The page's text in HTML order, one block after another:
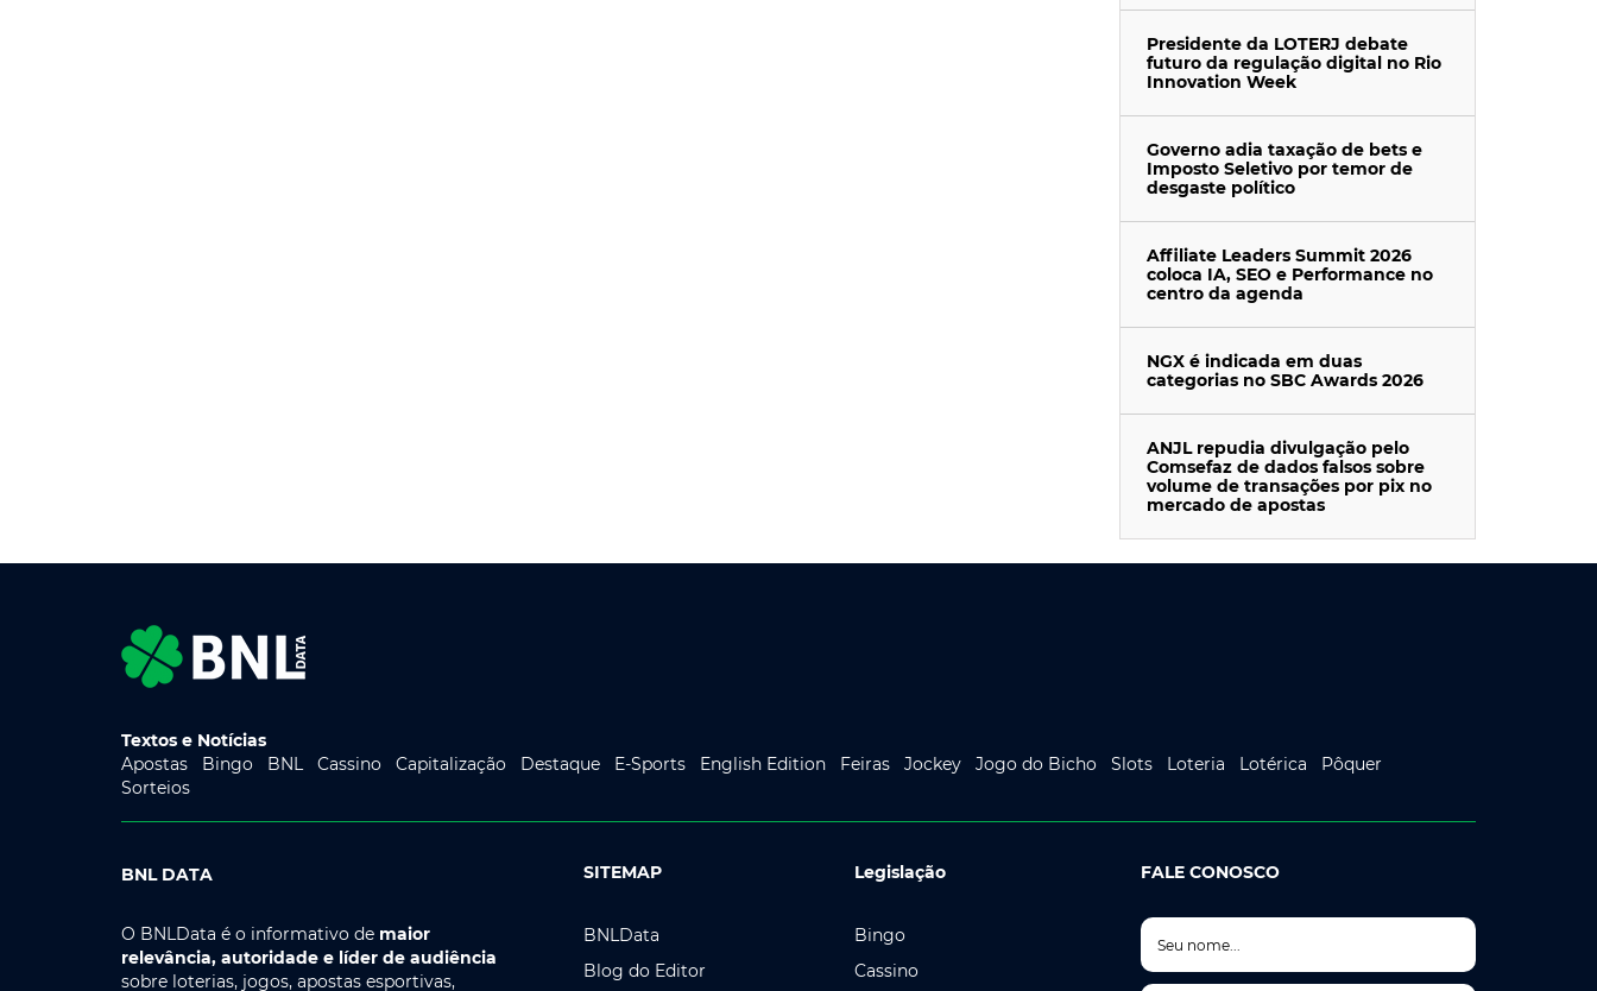
Presidente da LOTERJ debate
futuro da regulação digital no Rio
Innovation Week
Governo adia taxação de bets e
Imposto Seletivo por temor de
desgaste político
Affiliate Leaders Summit 2026
coloca IA, SEO e Performance no
centro da agenda
NGX é indicada em duas
categorias no SBC Awards 2026
ANJL repudia divulgação pelo
Comsefaz de dados falsos sobre
volume de transações por pix no
mercado de apostas
Textos e Notícias
Apostas
Bingo BNL Cassino Capitalização Destaque E-Sports English Edition Feiras Jockey Jogo do Bicho Slots Loteria Lotérica
Pôquer
Sorteios
BNL DATA
O BNLData é o informativo de maior
relevância, autoridade e líder de audiência
sobre loterias, jogos, apostas esportivas,
SITEMAP
BNLData
Blog do Editor
Legislação
Bingo
Cassino
FALE CONOSCO